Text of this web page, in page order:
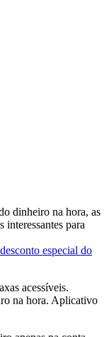
dinheiro na hora, as
interessantes para
acessíveis.
na hora. Aplicativo